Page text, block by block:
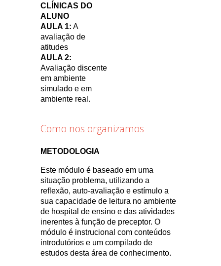
CLÍNICAS DO
ALUNO
AULA 1: A
avaliação de
atitudes
AULA 2:
Avaliação discente
em ambiente
simulado e em
ambiente real.
Como nos organizamos
METODOLOGIA
Este módulo é baseado em uma
situação problema, utilizando a
reflexão, auto-avaliação e estímulo a
sua capacidade de leitura no ambiente
de hospital de ensino e das atividades
inerentes à função de preceptor. O
módulo é instrucional com conteúdos
introdutórios e um compilado de
estudos desta área de conhecimento.